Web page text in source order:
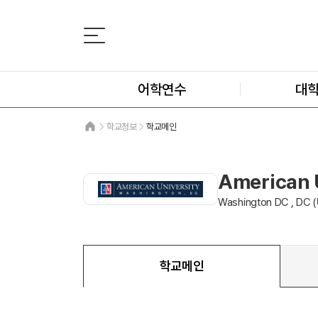
어학연수 대
학교정보 학교메인
American
Washington DC , DC (
학교메인